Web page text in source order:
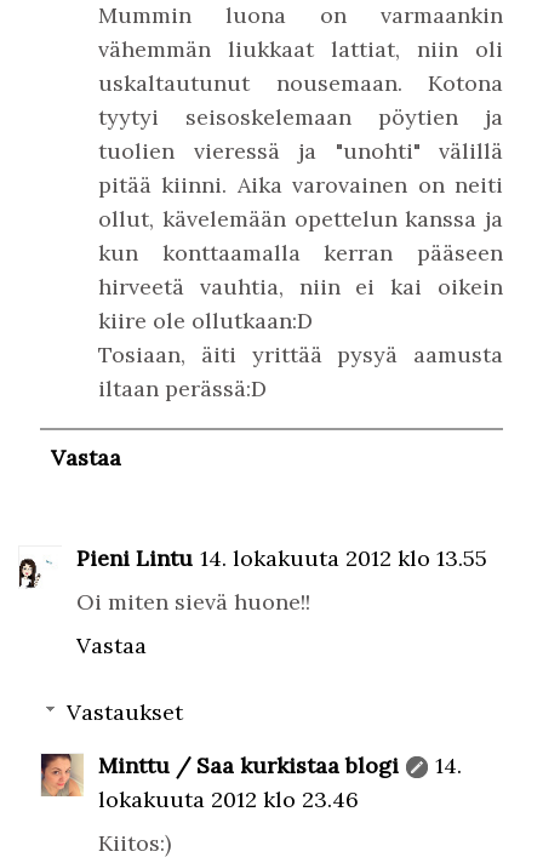
Mummin luona on varmaankin
vähemmän liukkaat lattiat, niin oli
uskaltautunut nousemaan. Kotona
tyytyi seisoskelemaan pöytien ja
tuolien vieressä ja "unohti" välillä
pitää kiinni. Aika varovainen on neiti
ollut, kävelemään opettelun kanssa ja
kun konttaamalla kerran pääseen
hirveetä vauhtia, niin ei kai oikein
kiire ole ollutkaan:D
Tosiaan, äiti yrittää pysyä aamusta
iltaan perässä:D
Vastaa
Pieni Lintu 14. lokakuuta 2012 klo 13.55
Oi miten sievä huone!!
Vastaa
Vastaukset
Minttu / Saa kurkistaa blogi
14.
lokakuuta 2012 klo 23.46
Kiitos:)